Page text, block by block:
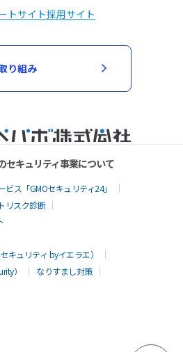
トサイト採用サイト
り組み
セキュリティ事業について
ス「GMOセキュリティ24」
リスク診断
キュリティ byイエラエ）
）
なりすまし対策